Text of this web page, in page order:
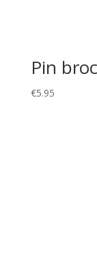
Pin
€5.95